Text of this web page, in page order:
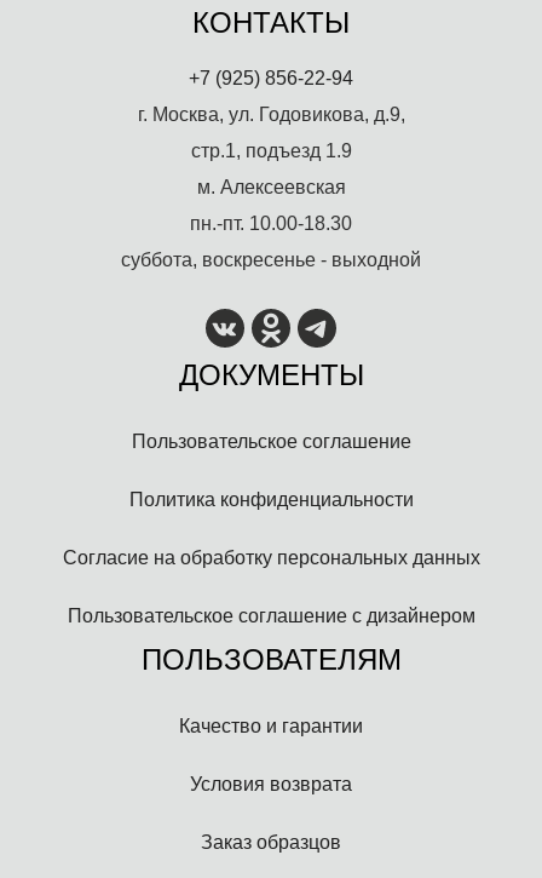
КОНТАКТЫ
+7 (925) 856-22-94
г. Москва, ул. Годовикова, д.9,
стр.1, подъезд 1.9
м. Алексеевская
пн.-пт. 10.00-18.30
суббота, воскресенье - выходной
ДОКУМЕНТЫ
Пользовательское соглашение
Политика конфиденциальности
Согласие на обработку персональных данных
Пользовательское соглашение с дизайнером
ПОЛЬЗОВАТЕЛЯМ
Качество и гарантии
Условия возврата
Заказ образцов